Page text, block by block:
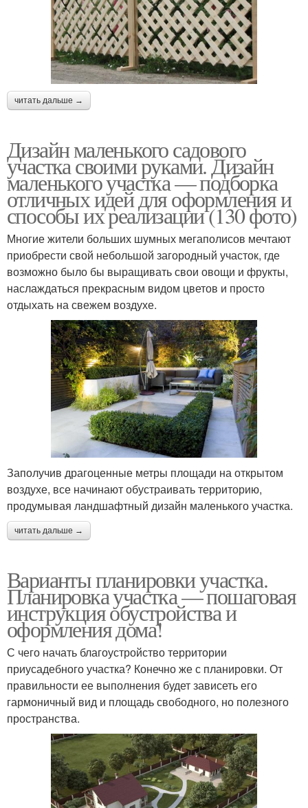
читать дальше →
Дизайн маленького садового
участка своими руками. Дизайн
маленького участка — подборка
отличных идей для оформления и
способы их реализации (130 фото)
Многие жители больших шумных мегаполисов мечтают
приобрести свой небольшой загородный участок, где
возможно было бы выращивать свои овощи и фрукты,
наслаждаться прекрасным видом цветов и просто
отдыхать на свежем воздухе.
Заполучив драгоценные метры площади на открытом
воздухе, все начинают обустраивать территорию,
продумывая ландшафтный дизайн маленького участка.
читать дальше →
Варианты планировки участка.
Планировка участка — пошаговая
инструкция обустройства и
оформления дома!
С чего начать благоустройство территории
приусадебного участка? Конечно же с планировки. От
правильности ее выполнения будет зависеть его
гармоничный вид и площадь свободного, но полезного
пространства.